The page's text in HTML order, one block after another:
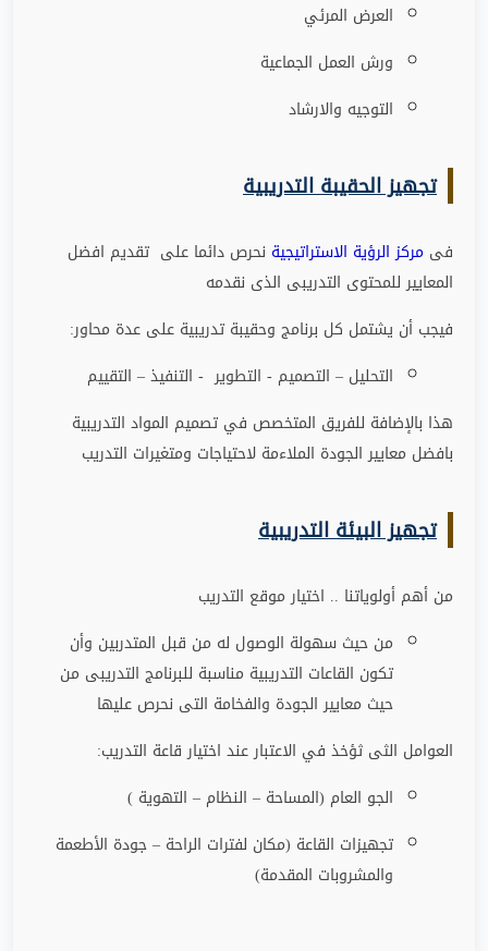
العرض المرئي
ورش العمل الجماعية
التوجيه والارشاد
تجهيز الحقيبة التدريبية
فى مركز الرؤية الاستراتيجية نحرص دائما على تقديم افضل
المعايير للمحتوى التدريبى الذى نقدمه
فيجب أن يشتمل كل برنامج وحقيبة تدريبية على عدة محاور:
التحليل – التصميم - التطوير - التنفيذ – التقييم
هذا بالإضافة للفريق المتخصص في تصميم المواد التدريبية
بافضل معايير الجودة الملاءمة لاحتياجات ومتغيرات التدريب
تجهيز البيئة التدريبية
من أهم أولوياتنا .. اختيار موقع التدريب
من حيث سهولة الوصول له من قبل المتدربين وأن
تكون القاعات التدريبية مناسبة للبرنامج التدريبى من
حيث معايير الجودة والفخامة التى نحرص عليها
العوامل الثى ثؤخذ في الاعتبار عند اختيار قاعة التدريب:
الجو العام (المساحة – النظام – التهوية )
تجهيزات القاعة (مكان لفترات الراحة –جودة الأطعمة
والمشروبات المقدمة)